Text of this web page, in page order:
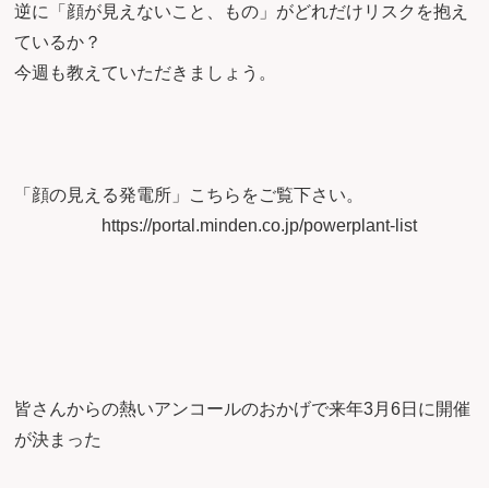
逆に「顔が見えないこと、もの」がどれだけリスクを抱え
ているか？
今週も教えていただきましょう。
「顔の見える発電所」こちらをご覧下さい。
https://portal.minden.co.jp/powerplant-list
皆さんからの熱いアンコールのおかげで来年3月6日に開催
が決まった